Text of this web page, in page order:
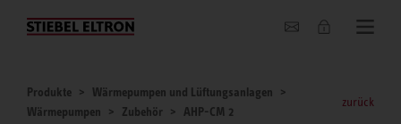
Unternehmen
Produkte
Wärmepumpen und Lüftungsanlagen
Wärmepumpen
Zubehör AHP-CM 2
zurück